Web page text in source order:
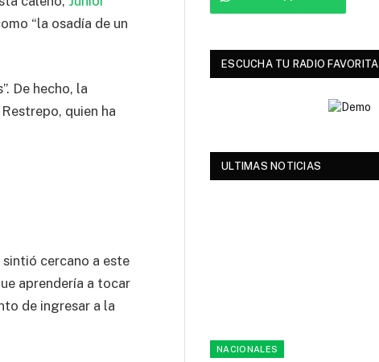
“la osadía de un
De hecho, la
quien ha
sintió cercano a este
aprendería a tocar
de ingresar a la
ESCUCHA TU RADIO FAVORITA
ULTIMAS NOTICIAS
NACIONALES